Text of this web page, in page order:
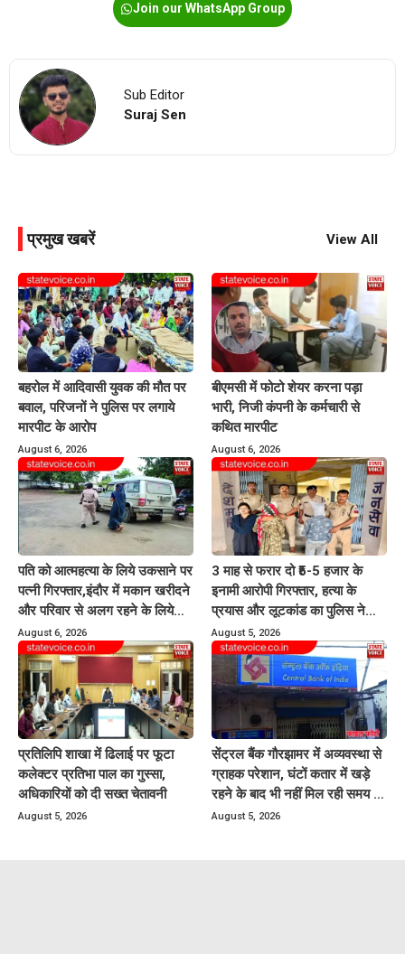
Join our WhatsApp Group
Sub Editor
Suraj Sen
प्रमुख खबरें View All
बहरोल में आदिवासी युवक की मौत पर
बवाल, परिजनों ने पुलिस पर लगाये
मारपीट के आरोप
August 6, 2026
बीएमसी में फोटो शेयर करना पड़ा
भारी, निजी कंपनी के कर्मचारी से
कथित मारपीट
August 6, 2026
पति को आत्महत्या के लिये उकसाने पर
पत्नी गिरफ्तार,इंदौर में मकान खरीदने
और परिवार से अलग रहने के लिये
करती थी प्रताड़ित
August 6, 2026
3 माह से फरार दो ₹5-5 हजार के
इनामी आरोपी गिरफ्तार, हत्या के
प्रयास और लूटकांड का पुलिस ने
किया खुलासा
August 5, 2026
प्रतिलिपि शाखा में ढिलाई पर फूटा
कलेक्टर प्रतिभा पाल का गुस्सा,
अधिकारियों को दी सख्त चेतावनी
August 5, 2026
सेंट्रल बैंक गौरझामर में अव्यवस्था से
ग्राहक परेशान, घंटों कतार में खड़े
रहने के बाद भी नहीं मिल रही समय पर
बैंकिंग सेवायें
August 5, 2026